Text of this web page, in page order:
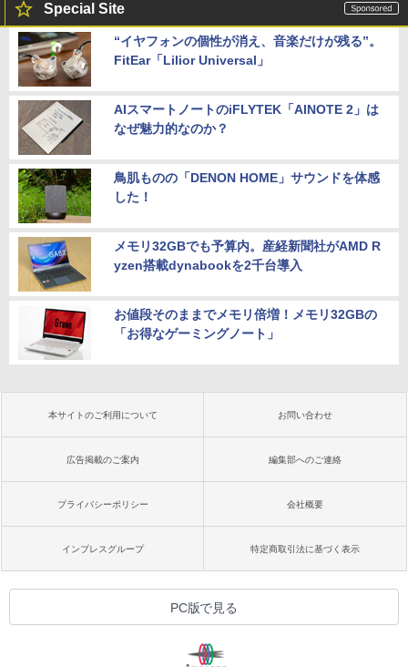
Special Site
“イヤフォンの個性が消え、音楽だけが残る”。
FitEar「Lilior Universal」
AIスマートノートのiFLYTEK「AINOTE 2」は
なぜ魅力的なのか？
鳥肌ものの「DENON HOME」サウンドを体感
した！
メモリ32GBでも予算内。産経新聞社がAMD R
yzen搭載dynabookを2千台導入
お値段そのままでメモリ倍増！メモリ32GBの
「お得なゲーミングノート」
本サイトのご利用について お問い合わせ
広告掲載のご案内 編集部へのご連絡
プライバシーポリシー 会社概要
インプレスグループ 特定商取引法に基づく表示
PC版で見る